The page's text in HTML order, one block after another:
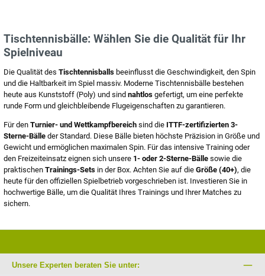
Tischtennisbälle: Wählen Sie die Qualität für Ihr
Spielniveau
Die Qualität des Tischtennisballs beeinflusst die Geschwindigkeit, den Spin
und die Haltbarkeit im Spiel massiv. Moderne Tischtennisbälle bestehen
heute aus Kunststoff (Poly) und sind nahtlos gefertigt, um eine perfekte
runde Form und gleichbleibende Flugeigenschaften zu garantieren.
Für den Turnier- und Wettkampfbereich sind die ITTF-zertifizierten 3-
Sterne-Bälle der Standard. Diese Bälle bieten höchste Präzision in Größe und
Gewicht und ermöglichen maximalen Spin. Für das intensive Training oder
den Freizeiteinsatz eignen sich unsere 1- oder 2-Sterne-Bälle sowie die
praktischen Trainings-Sets in der Box. Achten Sie auf die Größe (40+), die
heute für den offiziellen Spielbetrieb vorgeschrieben ist. Investieren Sie in
hochwertige Bälle, um die Qualität Ihres Trainings und Ihrer Matches zu
sichern.
Unsere Experten beraten Sie unter: